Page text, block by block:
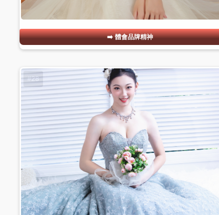
體會品牌精神
#28